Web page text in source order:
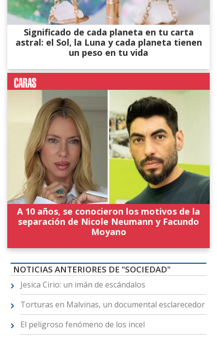
Significado de cada planeta en tu carta
astral: el Sol, la Luna y cada planeta tienen
un peso en tu vida
A 10 años, se conocieron los motivos de la
separación de Nicole Neumann y Facundo
Moyano
NOTICIAS ANTERIORES DE "SOCIEDAD"
Jesica Cirio: un imán de escándalos
Torturas en Malvinas, un documental esclarecedor
El peligroso fenómeno de los incel